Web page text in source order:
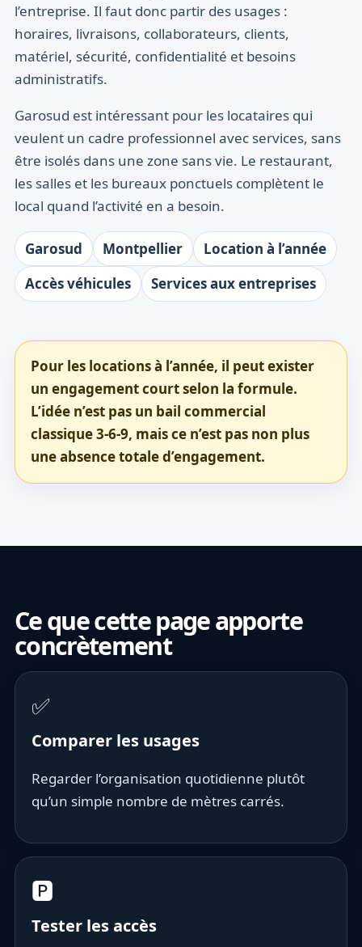
l’entreprise. Il faut donc partir des usages :
horaires, livraisons, collaborateurs, clients,
matériel, sécurité, confidentialité et besoins
administratifs.
Garosud est intéressant pour les locataires qui
veulent un cadre professionnel avec services, sans
être isolés dans une zone sans vie. Le restaurant,
les salles et les bureaux ponctuels complètent le
local quand l’activité en a besoin.
Garosud Montpellier
Location à l’année
Accès véhicules
Services aux entreprises
Pour les locations à l’année, il peut exister
un engagement court selon la formule.
L’idée n’est pas un bail commercial
classique 3-6-9, mais ce n’est pas non plus
une absence totale d’engagement.
Ce que cette page apporte
concrètement
✅
Comparer les usages
Regarder l’organisation quotidienne plutôt
qu’un simple nombre de mètres carrés.
🅿️
Tester les accès